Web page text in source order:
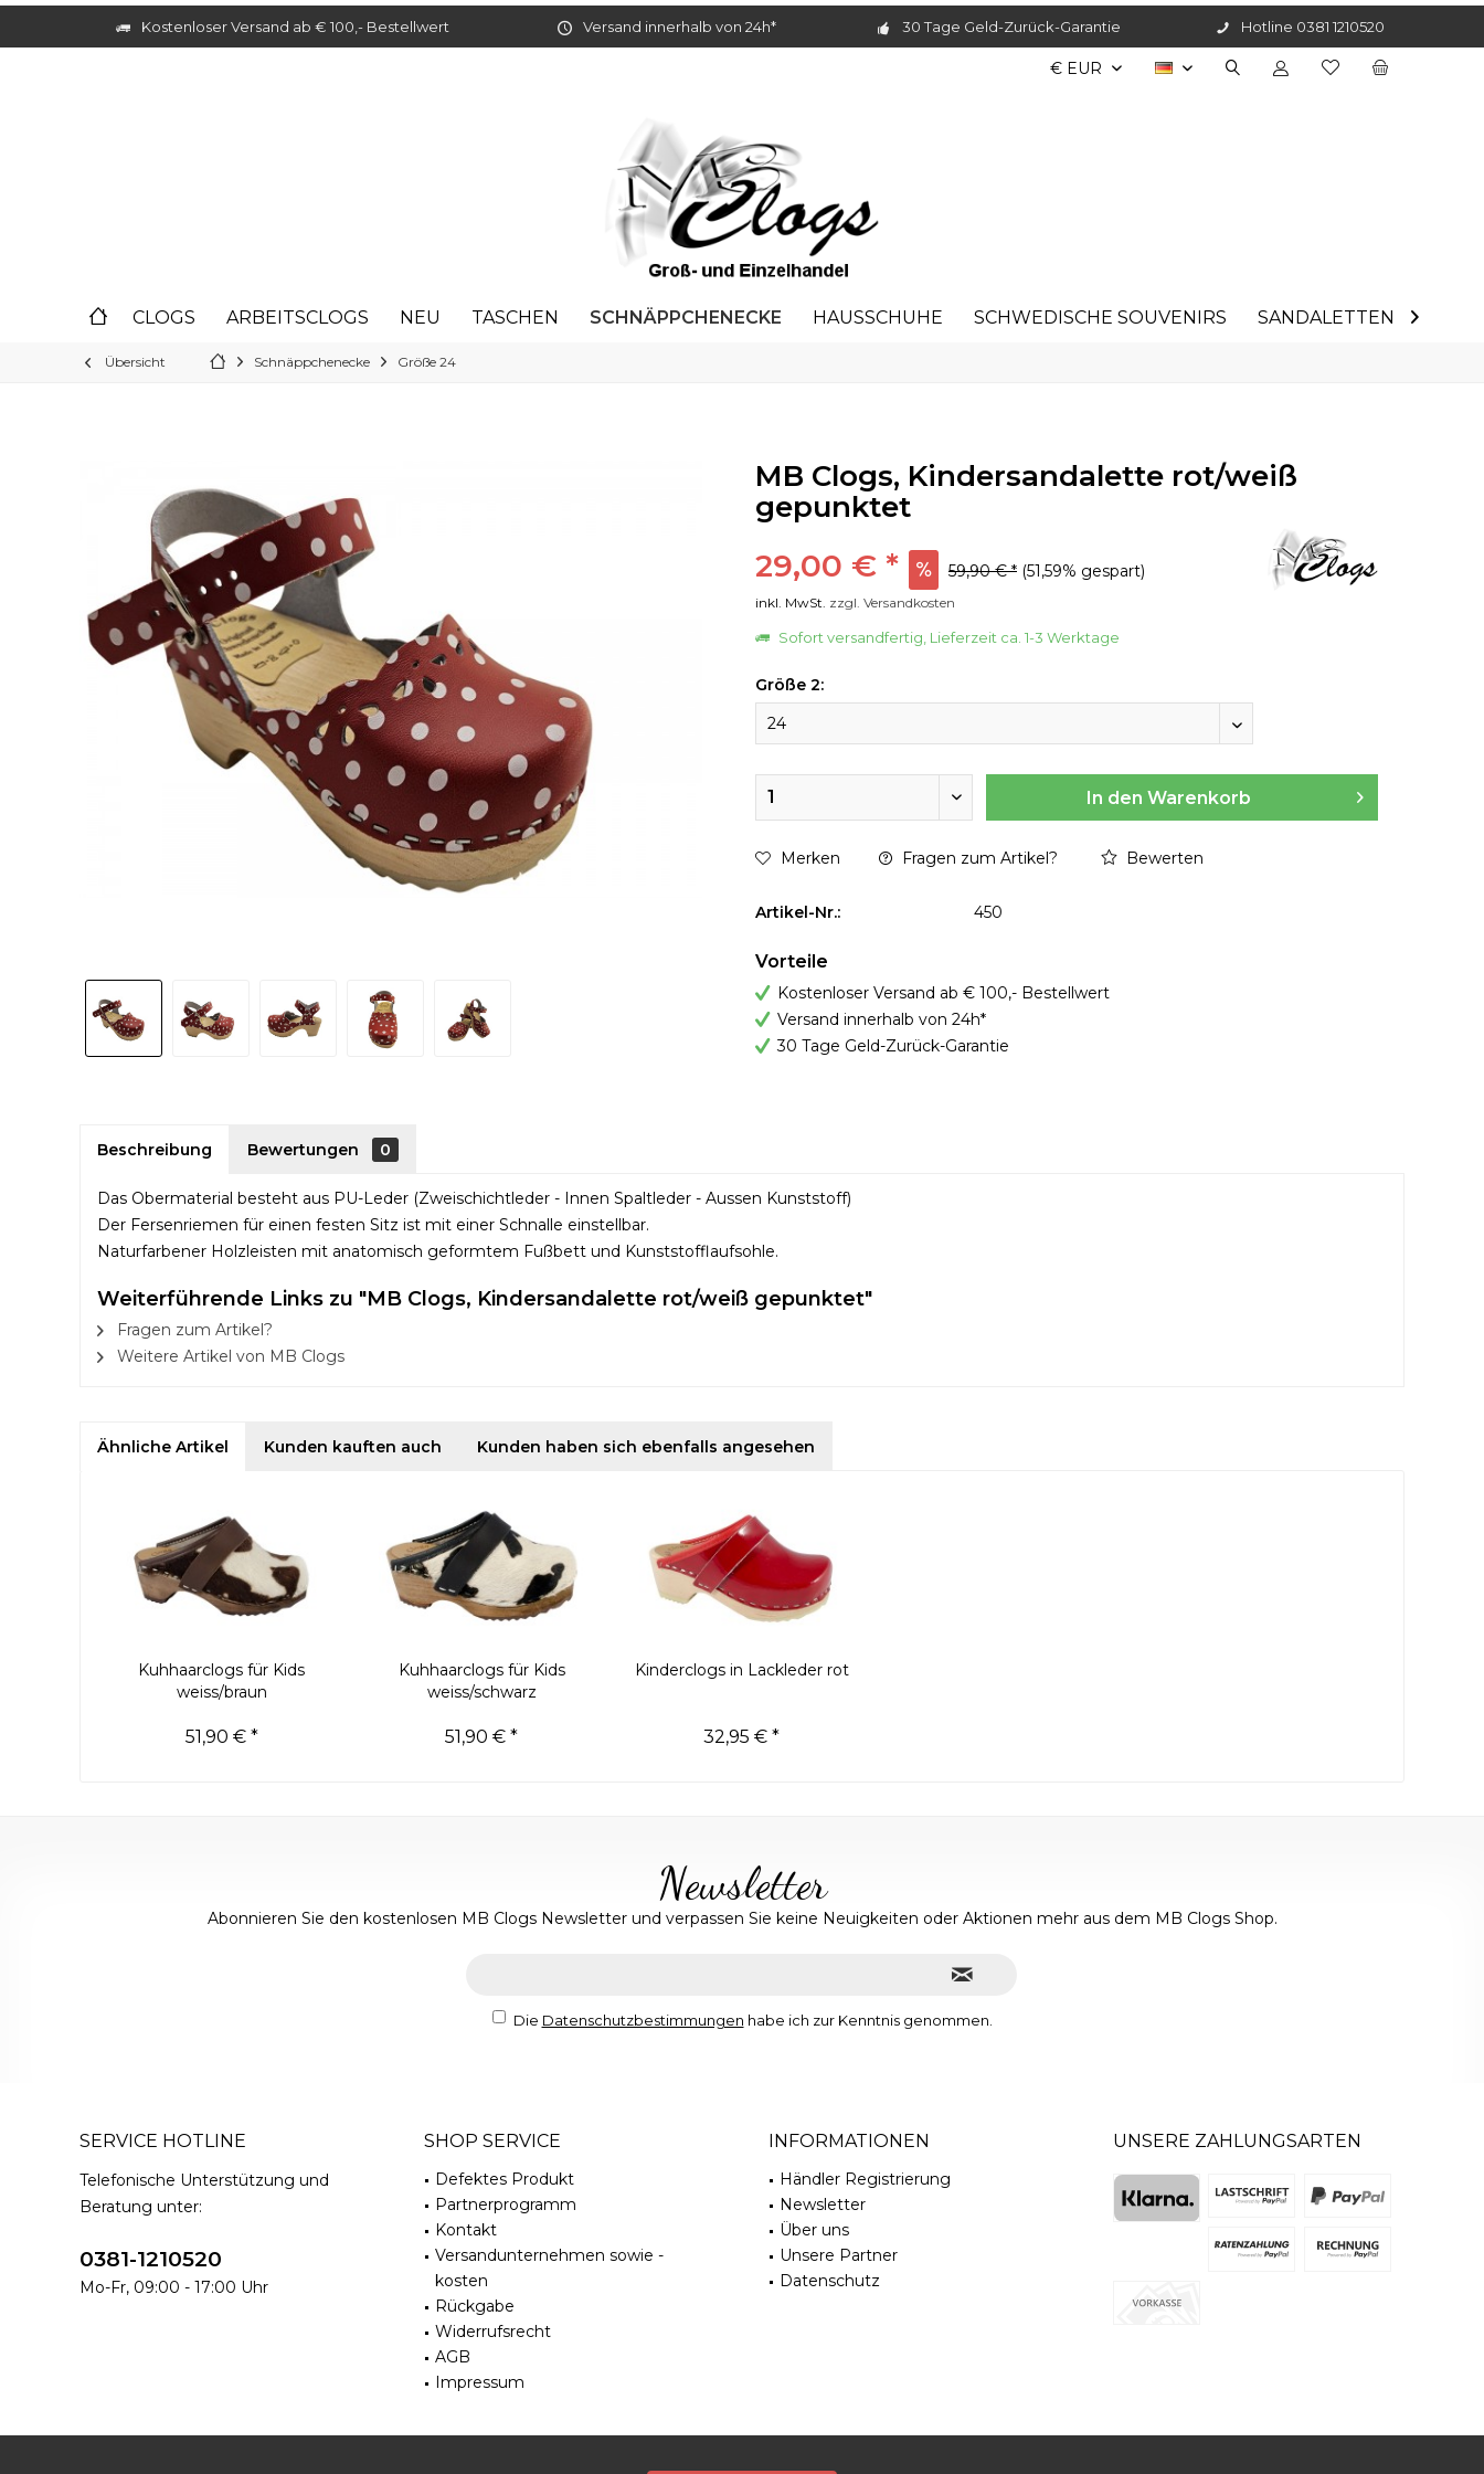
Kostenloser Versand ab € 100,- Bestellwert Versand innerhalb von 24h* 30 Tage Geld-Zurück-Garantie Hotline 0381 1210520
CLOGS ARBEITSCLOGS NEU TASCHEN SCHNÄPPCHENECKE HAUSSCHUHE SCHWEDISCHE SOUVENIRS SANDALETTEN 
Übersicht Schnäppchenecke Größe 24
MB Clogs, Kindersandalette rot/weiß
gepunktet
29,00 € * 59,90 € * (51,59% gespart)
inkl. MwSt. zzgl. Versandkosten
Sofort versandfertig, Lieferzeit ca. 1-3 Werktage
Größe 2:
In den Warenkorb
Merken Fragen zum Artikel? Bewerten
Artikel-Nr.: 450
Vorteile
Kostenloser Versand ab € 100,- Bestellwert
Versand innerhalb von 24h*
30 Tage Geld-Zurück-Garantie
Beschreibung Bewertungen 0
Das Obermaterial besteht aus PU-Leder (Zweischichtleder - Innen Spaltleder - Aussen Kunststoff)
Der Fersenriemen für einen festen Sitz ist mit einer Schnalle einstellbar.
Naturfarbener Holzleisten mit anatomisch geformtem Fußbett und Kunststofflaufsohle.
Weiterführende Links zu "MB Clogs, Kindersandalette rot/weiß gepunktet"
Fragen zum Artikel?
Weitere Artikel von MB Clogs
Ähnliche Artikel Kunden kauften auch Kunden haben sich ebenfalls angesehen
Kuhhaarclogs für Kids
weiss/braun
51,90 € *
Kuhhaarclogs für Kids
weiss/schwarz
51,90 € *
Kinderclogs in Lackleder rot
32,95 € *
Newsletter
Abonnieren Sie den kostenlosen MB Clogs Newsletter und verpassen Sie keine Neuigkeiten oder Aktionen mehr aus dem MB Clogs Shop.
Die Datenschutzbestimmungen habe ich zur Kenntnis genommen.
SERVICE HOTLINE
Telefonische Unterstützung und
Beratung unter:
0381-1210520
Mo-Fr, 09:00 - 17:00 Uhr
SHOP SERVICE
Defektes Produkt
Partnerprogramm
Kontakt
Versandunternehmen sowie -
kosten
Rückgabe
Widerrufsrecht
AGB
Impressum
INFORMATIONEN
Händler Registrierung
Newsletter
Über uns
Unsere Partner
Datenschutz
UNSERE ZAHLUNGSARTEN